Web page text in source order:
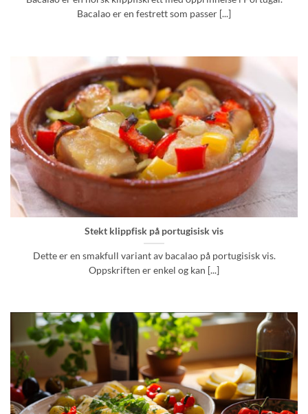
Bacalao er en festrett som passer [...]
Stekt klippfisk på portugisisk vis
Dette er en smakfull variant av bacalao på portugisisk vis.
Oppskriften er enkel og kan [...]